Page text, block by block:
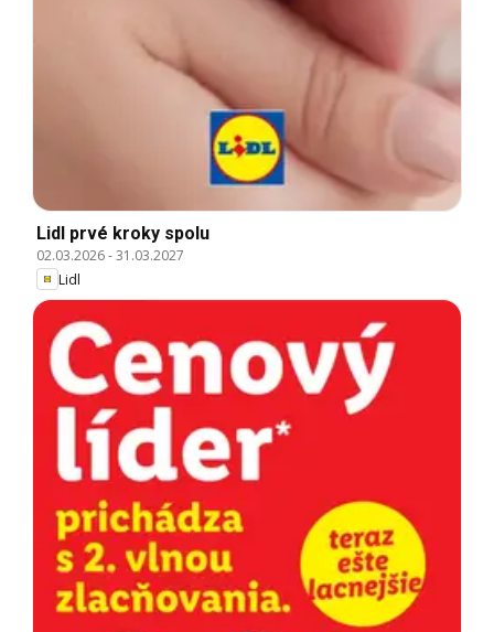
Lidl prvé kroky spolu
02.03.2026-31.03.2027
Lidl